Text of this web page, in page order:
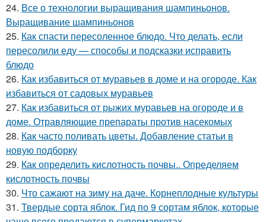
24. Все о технологии выращивания шампиньонов.
Выращивание шампиньонов
25. Как спасти пересоленное блюдо. Что делать, если
пересолили еду — способы и подсказки исправить
блюдо
26. Как избавиться от муравьев в доме и на огороде. Как
избавиться от садовых муравьев
27. Как избавиться от рыжих муравьев на огороде и в
доме. Отравляющие препараты против насекомых
28. Как часто поливать цветы. Добавление статьи в
новую подборку
29. Как определить кислотность почвы.. Определяем
кислотность почвы
30. Что сажают на зиму на даче. Корнеплодные культуры
31. Твердые сорта яблок. Гид по 9 сортам яблок, которые